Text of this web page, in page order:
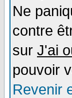
Ne
contre
sur J'ai
pouvoir
Revenir